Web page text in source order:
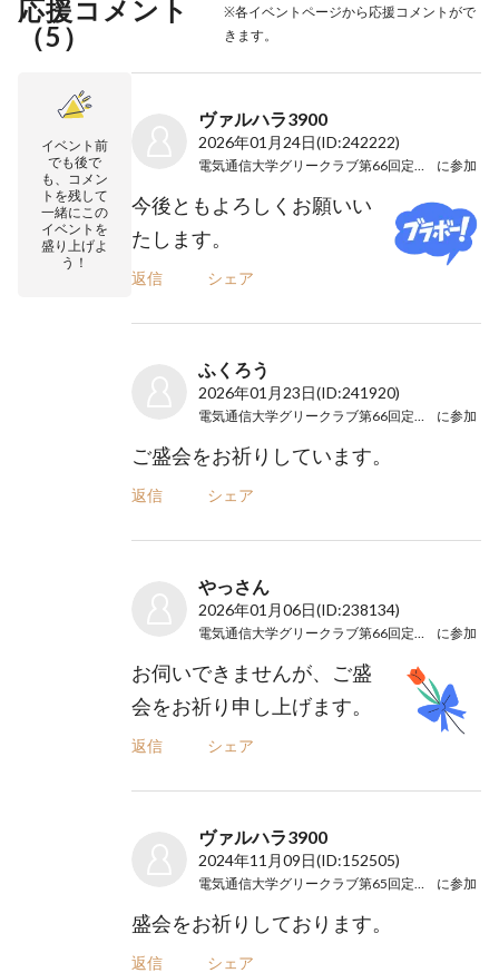
応援コメント
（5 ）
※各イベントページから応援コメントがで
きます。
イベント前
でも後で
も、コメン
トを残して
一緒にこの
イベントを
盛り上げよ
う！
ヴァルハラ3900
2026年01月24日(ID:242222)
に参加
今後ともよろしくお願いい
たします。
返信 シェア
ふくろう
2026年01月23日(ID:241920)
に参加
ご盛会をお祈りしています。
返信 シェア
やっさん
2026年01月06日(ID:238134)
に参加
お伺いできませんが、ご盛
会をお祈り申し上げます。
返信 シェア
ヴァルハラ3900
2024年11月09日(ID:152505)
に参加
盛会をお祈りしております。
返信 シェア